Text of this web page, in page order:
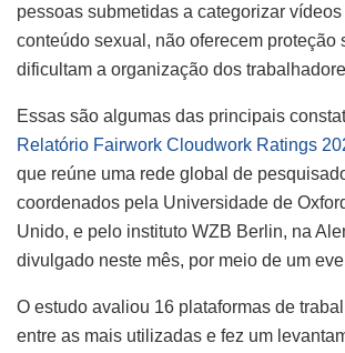
pessoas submetidas a categorizar
conteúdo sexual, não oferecem proteção
dificultam a organização dos
Essas são algumas das principais
Relatório Fairwork Cloudwork Ratings
que reúne uma rede global de
coordenados pela Universidade de
Unido, e pelo instituto WZB Berlin, na
divulgado neste mês, por meio de um
O estudo avaliou 16 plataformas de
entre as mais utilizadas e fez um